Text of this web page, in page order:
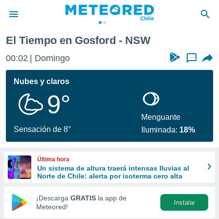
de
por
se
calidad.
a este
las
y
forma
digital
basada
El Tiempo en Gosford - NSW
00:02 Domingo ...
Nubes y claros
9°
Sensación de 8°
Menguante
Iluminada: 18%
Última hora
Un sistema de altura traerá intensas lluvias al
Norte de Chile: alerta por isoterma cero alta
¡Descarga GRATIS la app de
Meteored!
Instalar